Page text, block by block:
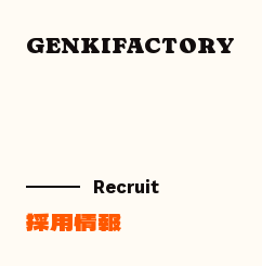
GENKIFACTORY
Recruit
採用情報